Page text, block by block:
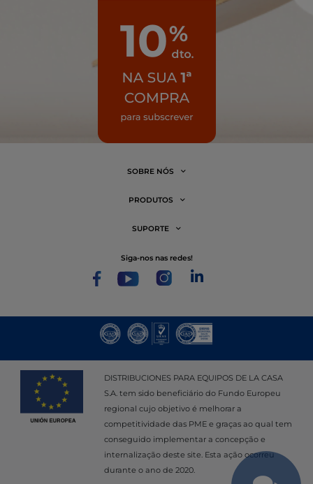
SOBRE NÓS
PRODUTOS
SUPORTE
siga-nos nas redes!
DISTRIBUCIONES PARA EQUIPOS DE LA CASA
S.A. tem sido beneficiário do Fundo Europeu
regional cujo objetivo é melhorar a
competitividade das PME e graças ao qual tem
conseguido implementar a concepção e
internalização deste site. Esta ação ocorreu
durante o ano de 2020.